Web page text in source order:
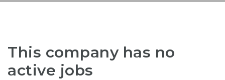
This company has no
active jobs